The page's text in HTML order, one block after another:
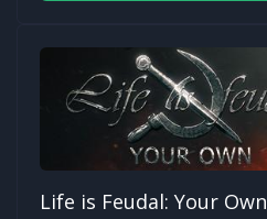
Life is Feudal: Your Own